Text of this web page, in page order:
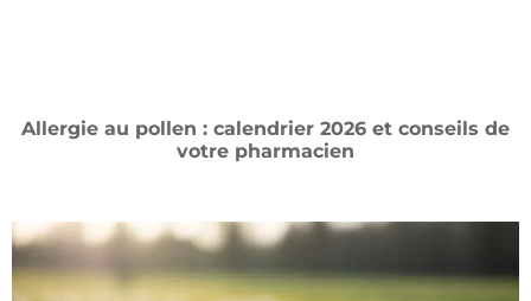
Allergie au pollen : calendrier 2026 et conseils de
votre pharmacien